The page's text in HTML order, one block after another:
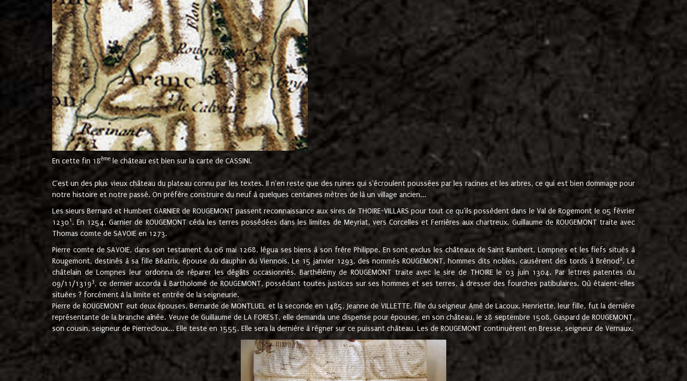
En cette fin 18ème le château est bien sur la carte de CASSINI.
C'est un des plus vieux château du plateau connu par les textes. Il n'en reste que des ruines qui s'écroulent poussées par les racines et les arbres, ce qui est bien dommage pour
notre histoire et notre passé. On préfère construire du neuf à quelques centaines mètres de là un village ancien...
Les sieurs Bernard et Humbert GARNIER de ROUGEMONT passent reconnaissance aux sires de THOIRE-VILLARS pour tout ce qu'ils possèdent dans le Val de Rogemont le 05 février
12301 . En 1254, Garnier de ROUGEMONT céda les terres possédées dans les limites de Meyriat, vers Corcelles et Ferrières aux chartreux. Guillaume de ROUGEMONT traite avec
Thomas comte de SAVOIE en 1273.
Pierre comte de SAVOIE, dans son testament du 06 mai 1268, légua ses biens à son frère Philippe. En sont exclus les châteaux de Saint Rambert, Lompnes et les fiefs situés à
Rougemont, destinés à sa fille Béatrix, épouse du dauphin du Viennois. Le 15 janvier 1293, des nommés ROUGEMONT, hommes dits nobles, causèrent des tords à Brénod 2. Le
châtelain de Lompnes leur ordonna de réparer les dégâts occasionnés. Barthélémy de ROUGEMONT traite avec le sire de THOIRE le 03 juin 1304. Par lettres patentes du
09/11/13193, ce dernier accorda à Bartholomé de ROUGEMONT, possédant toutes justices sur ses hommes et ses terres, à dresser des fourches patibulaires. Où étaient-elles
situées ? forcément à la limite et entrée de la seigneurie.
Pierre de ROUGEMONT eut deux épouses, Bernarde de MONTLUEL et la seconde en 1485, Jeanne de VILLETTE, fille du seigneur Amé de Lacoux. Henriette, leur fille, fut la dernière
représentante de la branche aînée. Veuve de Guillaume de LA FOREST, elle demanda une dispense pour épouser, en son château, le 28 septembre 1508, Gaspard de ROUGEMONT,
son cousin, seigneur de Pierrecloux... Elle teste en 1555. Elle sera la dernière à régner sur ce puissant château. Les de ROUGEMONT continuèrent en Bresse, seigneur de Vernaux.